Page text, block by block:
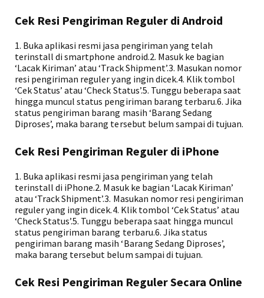
Cek Resi Pengiriman Reguler di Android
1. Buka aplikasi resmi jasa pengiriman yang telah
terinstall di smartphone android.2. Masuk ke bagian
‘Lacak Kiriman’ atau ‘Track Shipment’.3. Masukan nomor
resi pengiriman reguler yang ingin dicek.4. Klik tombol
‘Cek Status’ atau ‘Check Status’.5. Tunggu beberapa saat
hingga muncul status pengiriman barang terbaru.6. Jika
status pengiriman barang masih ‘Barang Sedang
Diproses’, maka barang tersebut belum sampai di tujuan.
Cek Resi Pengiriman Reguler di iPhone
1. Buka aplikasi resmi jasa pengiriman yang telah
terinstall di iPhone.2. Masuk ke bagian ‘Lacak Kiriman’
atau ‘Track Shipment’.3. Masukan nomor resi pengiriman
reguler yang ingin dicek.4. Klik tombol ‘Cek Status’ atau
‘Check Status’.5. Tunggu beberapa saat hingga muncul
status pengiriman barang terbaru.6. Jika status
pengiriman barang masih ‘Barang Sedang Diproses’,
maka barang tersebut belum sampai di tujuan.
Cek Resi Pengiriman Reguler Secara Online